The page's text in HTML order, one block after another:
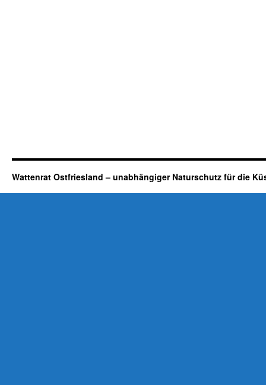
Wattenrat Ostfriesland – unabhängiger Naturschutz für die